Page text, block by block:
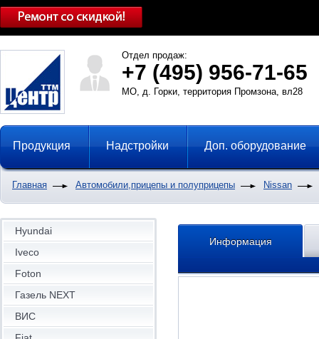
Отдел продаж:
+7 (495) 956-71-65
МО, д. Горки, территория Промзона, вл28
Продукция Надстройки Доп. оборудование
Главная Автомобили,прицепы и полуприцепы Nissan
Информация
Hyundai
Iveco
Foton
Газель NEXT
ВИС